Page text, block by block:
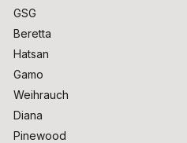
GSG
Beretta
Hatsan
Gamo
Weihrauch
Diana
Pinewood